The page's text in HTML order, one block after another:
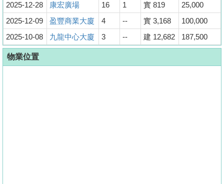
2025-12-28
康宏廣場 16 1 實 819
25,000
2025-12-09
盈豐商業大廈 4 -- 實 3,168
100,000
2025-10-08
九龍中心大廈 3 -- 建 12,682 187,500
物業位置